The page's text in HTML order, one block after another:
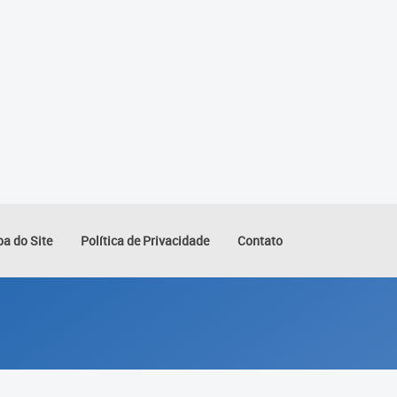
do Site Política de Privacidade Contato